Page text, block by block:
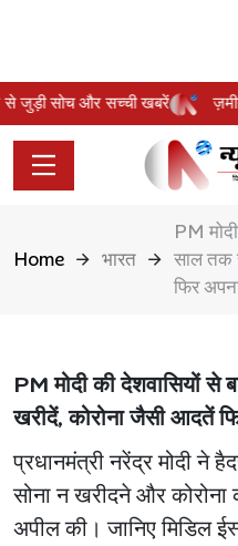
से जुड़ी सोच और सच्ची खबरें
Home भारत
PM
साल तक
फिर
PM मोदी की देशवासियों
खरीदें, कोरोना जैसी आदतें
प्रधानमंत्री नरेंद्र मोदी ने
सोना न खरीदने और
अपील की। जानिए मिडिल